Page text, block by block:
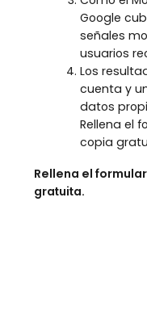
Google
señales
usuarios
Los
cuenta y
datos
Rellena el
copia
Rellena el
gratuita.